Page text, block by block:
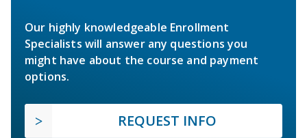
Our highly knowledgeable Enrollment
Specialists will answer any questions you
might have about the course and payment
options.
REQUEST INFO